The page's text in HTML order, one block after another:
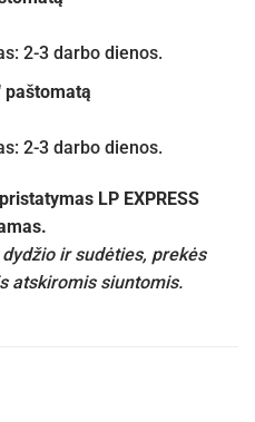
2-3 darbo dienos.
paštomatą
2-3 darbo dienos.
LP EXPRESS
ir sudėties, prekės
atskiromis siuntomis.